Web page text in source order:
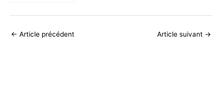
habitation
← Article précédent Article suivant →